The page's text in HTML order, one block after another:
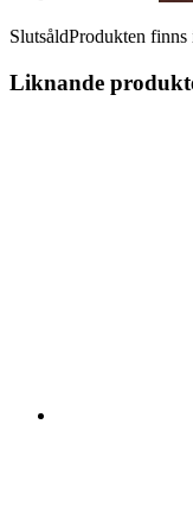
SlutsåldProdukten finns
Liknande